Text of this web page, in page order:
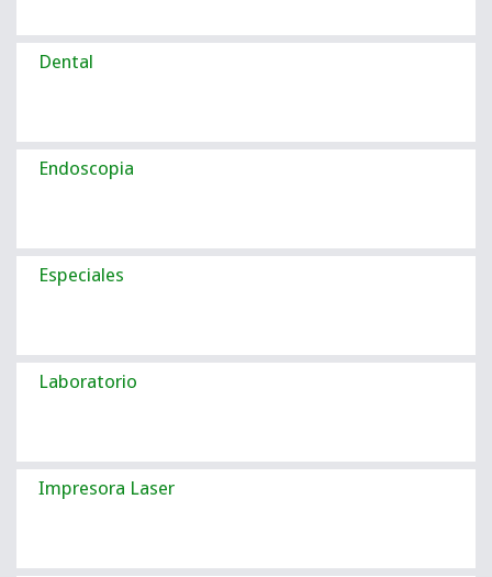
Dental
Endoscopia
Especiales
Laboratorio
Impresora Laser